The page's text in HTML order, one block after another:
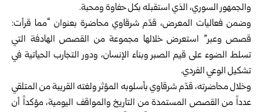
والجمهور السوري، الذي استقبله بكل حفاوة ومحبة.
وضمن فعاليات المعرض، قدّم شرقاوي محاضرة بعنوان “مما قرأت:
قصص وعبر” استعرض خلالها مجموعة من القصص الهادفة التي
تسلط الضوء على قيم الصبر وبناء الإنسان، ودور التجارب الحياتية في
تشكيل الوعي الفردي.
وخلال محاضرته، قدّم شرقاوي بأسلوبه المؤثر ولغته القريبة من المتلقي
عدداً من القصص المستمدة من التاريخ والمواقف اليومية، مؤكداً أن